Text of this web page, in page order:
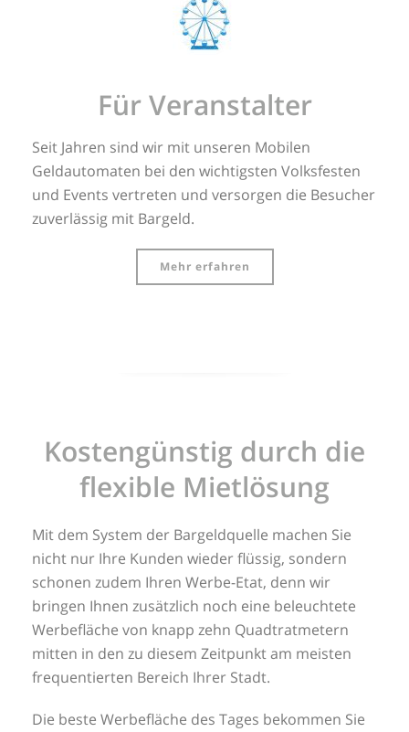
Für Veranstalter
Seit Jahren sind wir mit unseren Mobilen
Geldautomaten bei den wichtigsten Volksfesten
und Events vertreten und versorgen die Besucher
zuverlässig mit Bargeld.
Mehr erfahren
Kostengünstig durch die
flexible Mietlösung
Mit dem System der Bargeldquelle machen Sie
nicht nur Ihre Kunden wieder flüssig, sondern
schonen zudem Ihren Werbe-Etat, denn wir
bringen Ihnen zusätzlich noch eine beleuchtete
Werbefläche von knapp zehn Quadtratmetern
mitten in den zu diesem Zeitpunkt am meisten
frequentierten Bereich Ihrer Stadt.
Die beste Werbefläche des Tages bekommen Sie